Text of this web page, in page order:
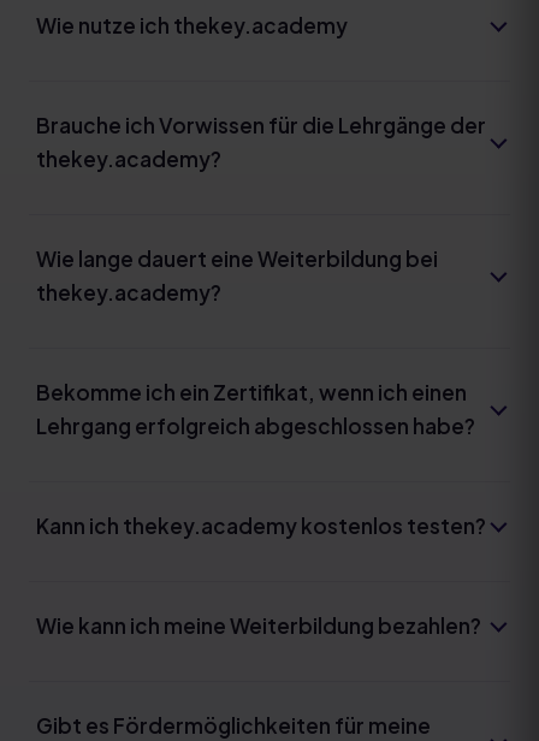
Wie nutze ich thekey.academy
Brauche ich Vorwissen für die Lehrgänge der
thekey.academy?
Wie lange dauert eine Weiterbildung bei
thekey.academy?
Bekomme ich ein Zertifikat, wenn ich einen
Lehrgang erfolgreich abgeschlossen habe?
Kann ich thekey.academy kostenlos testen?
Wie kann ich meine Weiterbildung bezahlen?
Gibt es Fördermöglichkeiten für meine